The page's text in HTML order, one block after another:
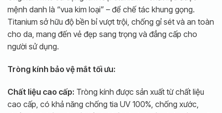
mệnh danh là “vua kim loại” – để chế tác khung gọng.
Titanium sở hữu độ bền bỉ vượt trội, chống gỉ sét và an toàn
cho da, mang đến vẻ đẹp sang trọng và đẳng cấp cho
người sử dụng.
Tròng kính bảo vệ mắt tối ưu:
Chất liệu cao cấp: Tròng kính được sản xuất từ chất liệu
cao cấp, có khả năng chống tia UV 100%, chống xước,